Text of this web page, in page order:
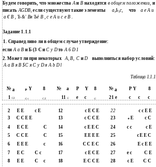
Будем говорить, что множестваАи Внаходятся в общем положении, и
писатьAGDB,если существуют такие элементы а,Ь,с, что а е А и
а € В , Ъ &' Вя Ъё В , с е А и с е В .
Задание 1.1.1
1. Справедливо ли в общем случае утверждение:
еслиА а Ви Б (3 С иС у DтоA 6 D 1
2. Может ли при некоторых А, В, СиD
выполниться набор условий:
А а В я В $С я С у D я A b D l
Таблица 1.1.1
№а р Y 8 № а Р Y 8 №а Р Y
8
1 CZ Gс CZ 11G е с G 21 е с с с
2 Е Е с Е 12 с Е С Е 22 с с Е Е
3 С С Е Е 13 с С С Е 23 е Е
с С
4
Е С Е С 14 с Е Е С 24 с с с Е
5 С С Е С 15 Е Е Е Е 25
с Е Е С
6
Е Е Е с 16 С С Е С 26
Е с Е Е
7
Е С С с 17 с Е С Е 27 е с С Е
8 Е Е С с 18 Е С С Е 28 с Е
С С